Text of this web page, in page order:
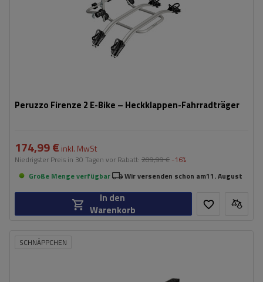
Peruzzo Firenze 2 E-Bike – Heckklappen-Fahrradträger
174,99 € inkl. MwSt
Niedrigster Preis in 30 Tagen vor Rabatt: 209,99 € -16%
Große Menge verfügbar
Wir versenden schon am11. August
In den
Warenkorb
SCHNÄPPCHEN